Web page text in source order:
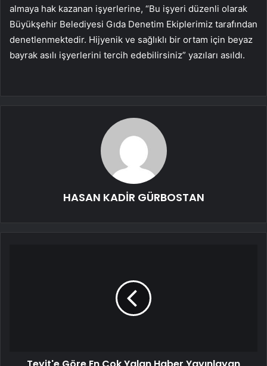
almaya hak kazanan işyerlerine, “Bu işyeri düzenli olarak
Büyükşehir Belediyesi Gıda Denetim Ekiplerimiz tarafından
denetlenmektedir. Hijyenik ve sağlıklı bir ortam için beyaz
bayrak asılı işyerlerini tercih edebilirsiniz” yazıları asıldı.
HASAN KADİR GÜRBOSTAN